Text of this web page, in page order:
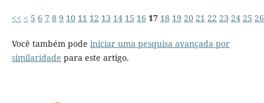
<< < 5 6 7 8 9 10 11 12 13 14 15 16 17 18 19 20 21 22 23 24 25 26
Você também pode iniciar uma pesquisa avançada por
similaridade para este artigo.